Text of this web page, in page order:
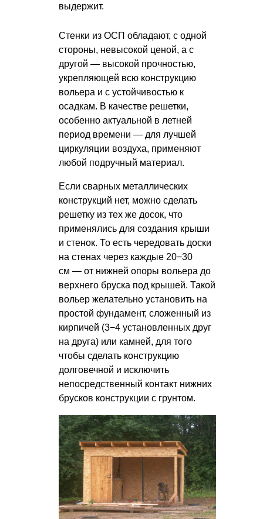
выдержит.
Стенки из ОСП обладают, с одной
стороны, невысокой ценой, а с
другой — высокой прочностью,
укрепляющей всю конструкцию
вольера и с устойчивостью к
осадкам. В качестве решетки,
особенно актуальной в летней
период времени — для лучшей
циркуляции воздуха, применяют
любой подручный материал.
Если сварных металлических
конструкций нет, можно сделать
решетку из тех же досок, что
применялись для создания крыши
и стенок. То есть чередовать доски
на стенах через каждые 20−30
см — от нижней опоры вольера до
верхнего бруска под крышей. Такой
вольер желательно установить на
простой фундамент, сложенный из
кирпичей (3−4 установленных друг
на друга) или камней, для того
чтобы сделать конструкцию
долговечной и исключить
непосредственный контакт нижних
брусков конструкции с грунтом.